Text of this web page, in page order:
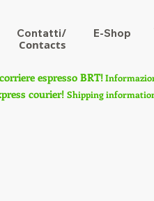
Contatti/ E-Shop
Contacts
espresso BRT!
courier! Shipping